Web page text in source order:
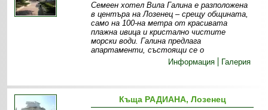
Семеен хотел Вила Галина е разположена
в центъра на Лозенец – срещу общината,
само на 100-на метра от красивата
плажна ивица и кристално чистите
морски води. Галина предлага
апартаменти, състоящи се о
Информация
Галерия
Къща РАДИАНА, Лозенец